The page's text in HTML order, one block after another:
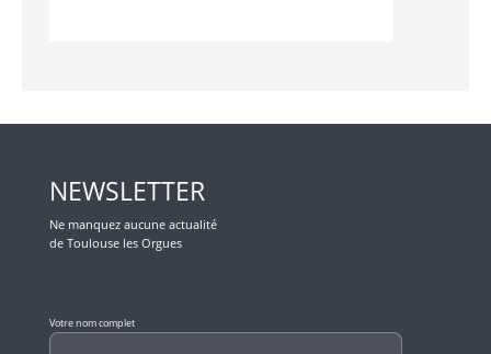
NEWSLETTER
Ne manquez aucune actualité
de Toulouse les Orgues
Votre nom complet